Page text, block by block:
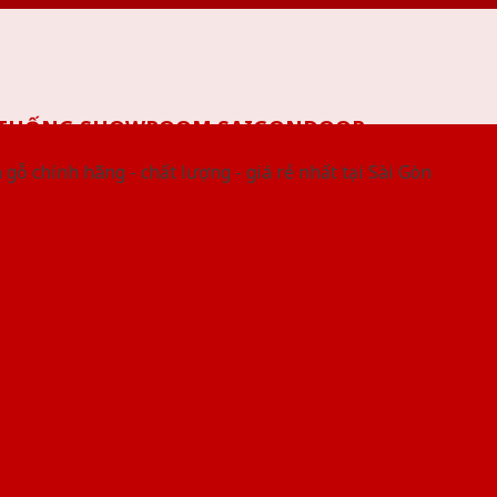
SHOWROOM SAIGONDOOR
gỗ chính hãng - chất lượng - giá rẻ nhất tại Sài Gòn